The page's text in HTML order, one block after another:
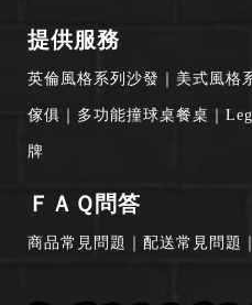
提供服務
英倫風格系列沙發 美式風格
傢俱 多功能撞球桌餐桌
牌
ＦＡＱ問答
商品常見問題 配送常見問題